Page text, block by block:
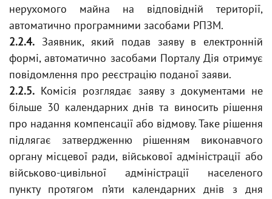
нерухомого майна на відповідній території,
автоматично програмними засобами РПЗМ.
2.2.4. Заявник, який подав заяву в електронній
формі, автоматично засобами Порталу Дія отримує
повідомлення про реєстрацію поданої заяви.
2.2.5. Комісія розглядає заяву з документами не
більше 30 календарних днів та виносить рішення
про надання компенсації або відмову. Таке рішення
підлягає затвердженню рішенням виконавчого
органу місцевої ради, військової адміністрації або
військово-цивільної адміністрації населеного
пункту протягом п’яти календарних днів з дня